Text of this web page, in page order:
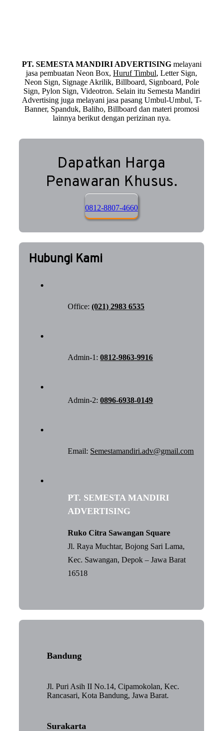
PT. SEMESTA MANDIRI ADVERTISINGmelayani
jasa pembuatan Neon Box, Huruf Timbul, Letter Sign,
Neon Sign, Signage Akrilik, Billboard, Signboard, Pole
Sign, Pylon Sign, Videotron. Selain itu Semesta Mandiri
Advertising juga melayani jasa pasang Umbul-Umbul, T-
Banner, Spanduk, Baliho, Billboard dan materi promosi
lainnya berikut dengan perizinan nya.
Dapatkan Harga
Penawaran Khusus.
0812-8807-4660
Hubungi Kami
Office:(021) 2983 6535
Admin-1:0812-9863-9916
Admin-2:0896-6938-0149
Email: Semestamandiri.adv@gmail.com
PT. SEMESTA MANDIRI
ADVERTISING
Ruko Citra Sawangan Square
Jl. Raya Muchtar, Bojong Sari Lama,
Kec. Sawangan, Depok – Jawa Barat
16518
Bandung
Jl. Puri Asih II No.14, Cipamokolan, Kec.
Rancasari, Kota Bandung, Jawa Barat.
Surakarta